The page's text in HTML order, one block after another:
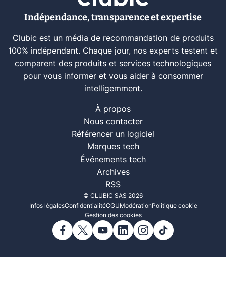
Indépendance, transparence et expertise
Clubic est un média de recommandation de produits
100% indépendant. Chaque jour, nos experts testent et
comparent des produits et services technologiques
pour vous informer et vous aider à consommer
intelligemment.
À propos
Nous contacter
Référencer un logiciel
Marques tech
Événements tech
Archives
RSS
© CLUBIC SAS 2026
Infos légalesConfidentialitéCGUModérationPolitique cookie
Gestion des cookies